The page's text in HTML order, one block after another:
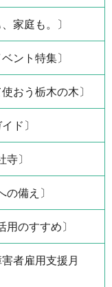
家庭も。〕
ント特集〕
おう栃木の木〕
ド〕
〕
備え〕
のすすめ〕
者雇用支援月